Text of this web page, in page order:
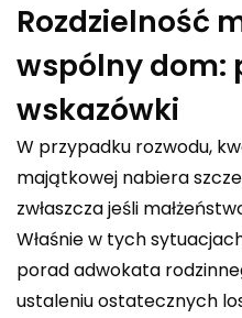
Rozdzielność
wspólny dom:
wskazówki
W przypadku rozwodu,
majątkowej nabiera
zwłaszcza jeśli
Właśnie w tych
porad adwokata
ustaleniu ostatecznych